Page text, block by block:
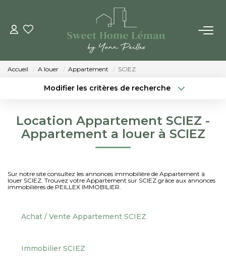
ACHETER
VENDRE
LES AGENCES
Notre Équipe
Accueil A louer Appartement SCIEZ
Modifier les critères de recherche
Surface min Budget max
Location Appartement SCIEZ -
Appartement a louer à SCIEZ
Sur notre site consultez les annonces immobilière de Appartement à
louer SCIEZ. Trouvez votre Appartement sur SCIEZ grâce aux annonces
immobilières de PEILLEX IMMOBILIER.
Achat / Vente Appartement SCIEZ
Immobilier SCIEZ